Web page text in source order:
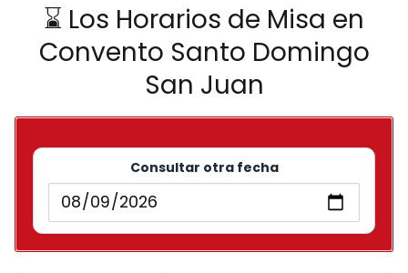
⌛ Los Horarios de Misa en
Convento Santo Domingo
San Juan
Consultar otra fecha